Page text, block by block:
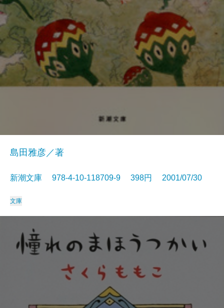
島田雅彦／著
新潮文庫 978-4-10-118709-9 398円 2001/07/30
文庫